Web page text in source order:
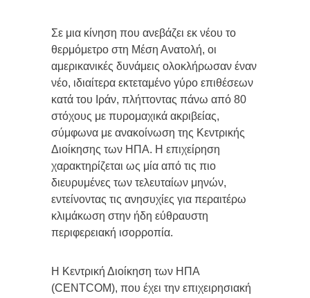
Σε μια κίνηση που ανεβάζει εκ νέου το
θερμόμετρο στη Μέση Ανατολή, οι
αμερικανικές δυνάμεις ολοκλήρωσαν έναν
νέο, ιδιαίτερα εκτεταμένο γύρο επιθέσεων
κατά του Ιράν, πλήττοντας πάνω από 80
στόχους με πυρομαχικά ακριβείας,
σύμφωνα με ανακοίνωση της Κεντρικής
Διοίκησης των ΗΠΑ. Η επιχείρηση
χαρακτηρίζεται ως μία από τις πιο
διευρυμένες των τελευταίων μηνών,
εντείνοντας τις ανησυχίες για περαιτέρω
κλιμάκωση στην ήδη εύθραυστη
περιφερειακή ισορροπία.
Η Κεντρική Διοίκηση των ΗΠΑ
(CENTCOM), που έχει την επιχειρησιακή